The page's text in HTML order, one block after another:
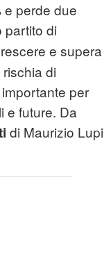
e perde due
partito di
e supera
di
per
e future. Da
di Maurizio Lupi